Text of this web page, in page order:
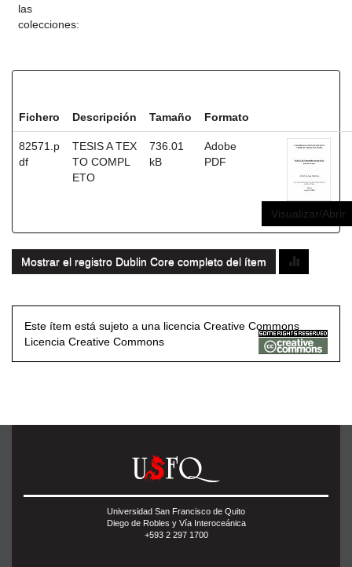
las
colecciones:
Fichero Descripción Tamaño Formato
82571.p
df
TESIS A TEX
TO COMPL
ETO
736.01
kB
Adobe
PDF
Visualizar/Abrir
Mostrar el registro Dublin Core completo del ítem
Este ítem está sujeto a una licencia Creative Commons
Licencia Creative Commons
Universidad San Francisco de Quito
Diego de Robles y Vía Interoceánica
+593 2 297 1700